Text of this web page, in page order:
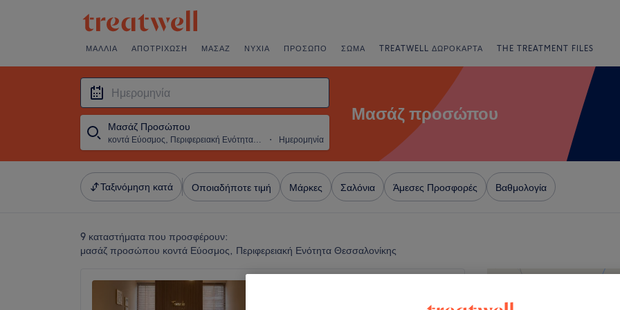
ΜΑΛΛΙΆ ΑΠΟΤΡΊΧΩΣΗ ΜΑΣΆΖ ΝΎΧΙΑ ΠΡΌΣΩΠΟ ΣΏΜΑ TREATWELL ΔΩΡΟΚΆΡΤΑ THE TREATMENT FILES
Μασάζ Προσώπου
κοντά Εύοσμος, Περιφερειακή Ενότητα Θεσσαλονίκης ・ Ημερομηνία
Μασάζ προσώπου
Ταξινόμηση κατά Οποιαδήποτε τιμή Μάρκες Σαλόνια Άμεσες Προσφορές Βαθμολογία
9 καταστήματα που προσφέρουν:
μασάζ προσώπου κοντά Εύοσμος, Περιφερειακή Ενότητα Θεσσαλονίκης